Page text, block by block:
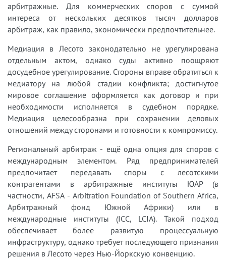
арбитражные. Для коммерческих споров с суммой
интереса от нескольких десятков тысяч долларов
арбитраж, как правило, экономически предпочтительнее.
Медиация в Лесото законодательно не урегулирована
отдельным актом, однако суды активно поощряют
досудебное урегулирование. Стороны вправе обратиться к
медиатору на любой стадии конфликта; достигнутое
мировое соглашение оформляется как договор и при
необходимости исполняется в судебном порядке.
Медиация целесообразна при сохранении деловых
отношений между сторонами и готовности к компромиссу.
Региональный арбитраж - ещё одна опция для споров с
международным элементом. Ряд предпринимателей
предпочитает передавать споры с лесотскими
контрагентами в арбитражные институты ЮАР (в
частности, AFSA - Arbitration Foundation of Southern Africa,
Арбитражный фонд Южной Африки) или в
международные институты (ICC, LCIA). Такой подход
обеспечивает более развитую процессуальную
инфраструктуру, однако требует последующего признания
решения в Лесото через Нью-Йоркскую конвенцию.